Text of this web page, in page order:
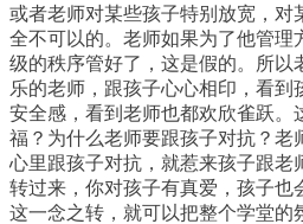
或者老师对某些孩子特别放宽，对
全不可以的。老师如果为了他管理
级的秩序管好了，这是假的。所以
乐的老师，跟孩子心心相印，看
安全感，看到老师也都欢欣雀跃。
福？为什么老师要跟孩子对抗？老
心里跟孩子对抗，就惹来孩子跟老
转过来，你对孩子有真爱，孩子也
这一念之转，就可以把整个学堂的